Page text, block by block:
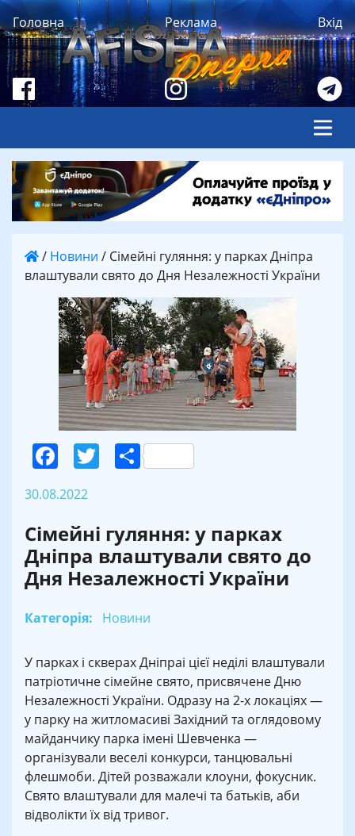
Головна Реклама Вхід
/ Новини / Сімейні гуляння: у парках Дніпра
влаштували свято до Дня Незалежності України
Facebook
Twitter
Поділитися
30.08.2022
Сімейні гуляння: у парках
Дніпра влаштували свято до
Дня Незалежності України
Категорія: Новини
У парках і скверах Дніпраі цієї неділі влаштували
патріотичне сімейне свято, присвячене Дню
Незалежності України. Одразу на 2-х локаціях —
у парку на житломасиві Західний та оглядовому
майданчику парка імені Шевченка —
організували веселі конкурси, танцювальні
флешмоби. Дітей розважали клоуни, фокусник.
Свято влаштували для малечі та батьків, аби
відволікти їх від тривог.